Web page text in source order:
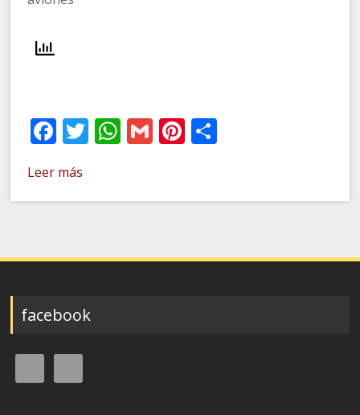
Facebook
Twitter
WhatsApp
GmailPinterest
Leer más
facebook